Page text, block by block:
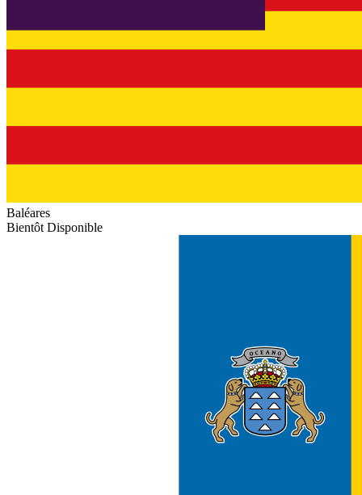
Baléares
Bientôt Disponible